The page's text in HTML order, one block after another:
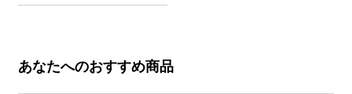
あなたへのおすすめ商品